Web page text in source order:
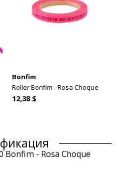
Bonfim
Roller Bonfim - Rosa Choque
12,38 $
Bonfim - Rosa Choque